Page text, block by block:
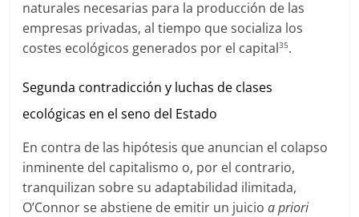
naturales necesarias para la producción de las
empresas privadas, al tiempo que socializa los
costes ecológicos generados por el capital35.
Segunda contradicción y luchas de clases
ecológicas en el seno del Estado
En contra de las hipótesis que anuncian el colapso
inminente del capitalismo o, por el contrario,
tranquilizan sobre su adaptabilidad ilimitada,
O’Connor se abstiene de emitir un juicioa priori